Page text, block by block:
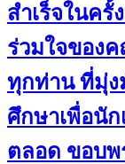
สำเร็จในค
ร่วมใจของ
ทุกท่าน ที่มุ่ง
ศึกษาเพื่อนัก
ตลอด ขอบ